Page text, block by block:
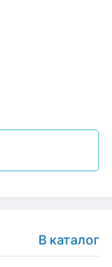
В каталог